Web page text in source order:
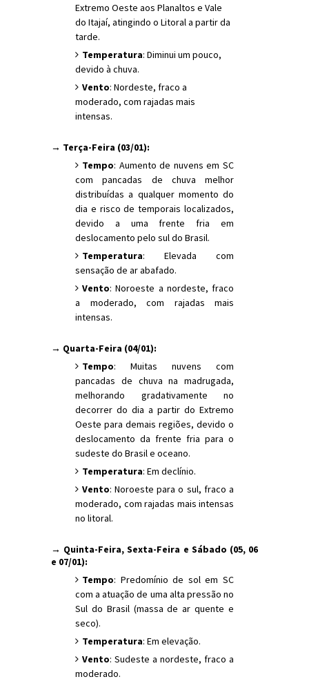
Extremo Oeste aos Planaltos e Vale
do Itajaí, atingindo o Litoral a partir da
tarde.
Temperatura: Diminui um pouco,
devido à chuva.
Vento: Nordeste, fraco a
moderado, com rajadas mais
intensas.
→ Terça-Feira (03/01):
Tempo: Aumento de nuvens em SC
com pancadas de chuva melhor
distribuídas a qualquer momento do
dia e risco de temporais localizados,
devido a uma frente fria em
deslocamento pelo sul do Brasil.
Temperatura: Elevada com
sensação de ar abafado.
Vento: Noroeste a nordeste, fraco
a moderado, com rajadas mais
intensas.
→ Quarta-Feira (04/01):
Tempo: Muitas nuvens com
pancadas de chuva na madrugada,
melhorando gradativamente no
decorrer do dia a partir do Extremo
Oeste para demais regiões, devido o
deslocamento da frente fria para o
sudeste do Brasil e oceano.
Temperatura: Em declínio.
Vento: Noroeste para o sul, fraco a
moderado, com rajadas mais intensas
no litoral.
→ Quinta-Feira, Sexta-Feira e Sábado (05, 06
e 07/01):
Tempo: Predomínio de sol em SC
com a atuação de uma alta pressão no
Sul do Brasil (massa de ar quente e
seco).
Temperatura: Em elevação.
Vento: Sudeste a nordeste, fraco a
moderado.